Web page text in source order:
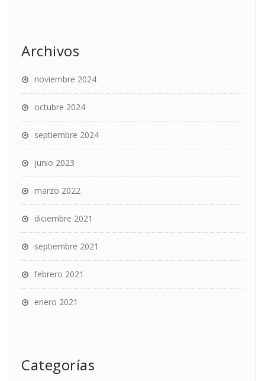
Archivos
noviembre 2024
octubre 2024
septiembre 2024
junio 2023
marzo 2022
diciembre 2021
septiembre 2021
febrero 2021
enero 2021
Categorías